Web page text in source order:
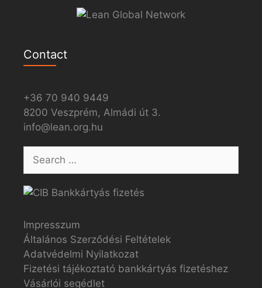
Contact
+36 70 940 9449
8200 Veszprém, Almádi út 3.
info@lean.org.hu
Impresszum
Általános Szerződési Feltételek
Adatvédelmi Nyilatkozat
Fizetési tájékoztató bankkártyás fizetéshez
Vásárlói segédlet